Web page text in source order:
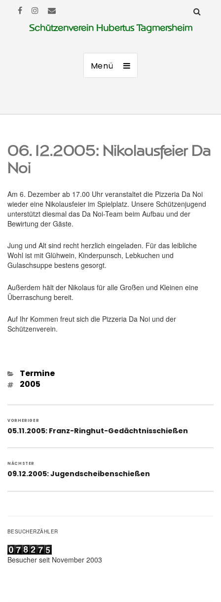
Schützenverein Hubertus Tagmersheim
Menü
06.12.2005: Nikolausfeier Da
Noi
Am 6. Dezember ab 17.00 Uhr veranstaltet die Pizzeria Da Noi
wieder eine Nikolausfeier im Spielplatz. Unsere Schützenjugend
unterstützt diesmal das Da Noi-Team beim Aufbau und der
Bewirtung der Gäste.
Jung und Alt sind recht herzlich eingeladen. Für das leibliche
Wohl ist mit Glühwein, Kinderpunsch, Lebkuchen und
Gulaschsuppe bestens gesorgt.
Außerdem hält der Nikolaus für alle Großen und Kleinen eine
Überraschung bereit.
Auf Ihr Kommen freut sich die Pizzeria Da Noi und der
Schützenverein.
Kategorien
Termine
Schlagwörter
2005
VORHERIGER
Vorheriger
05.11.2005: Franz-Ringhut-Gedächtnisschießen
NÄCHSTER
Nächster
09.12.2005: Jugendscheibenschießen
BESUCHERZÄHLER
Besucher seit November 2003